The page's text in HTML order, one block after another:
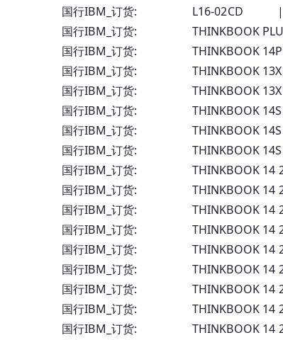
国行IBM_订货: L16-02CD |
国行IBM_订货: THINKBOOK
国行IBM_订货: THINKBOOK
国行IBM_订货: THINKBOOK
国行IBM_订货: THINKBOOK
国行IBM_订货: THINKBOOK
国行IBM_订货: THINKBOOK
国行IBM_订货: THINKBOOK
国行IBM_订货: THINKBOOK
国行IBM_订货: THINKBOOK
国行IBM_订货: THINKBOOK
国行IBM_订货: THINKBOOK
国行IBM_订货: THINKBOOK
国行IBM_订货: THINKBOOK
国行IBM_订货: THINKBOOK
国行IBM_订货: THINKBOOK
国行IBM_订货: THINKBOOK